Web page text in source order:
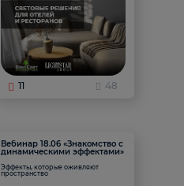
11 48
Вебинар 18.06 «Знакомство с
динамическими эффектами»
Эффекты, которые оживляют
пространство